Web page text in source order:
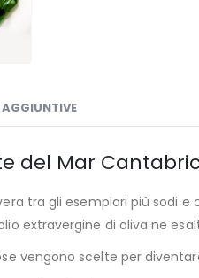
del Mar
tra gli esemplari più sodi
extravergine di oliva ne
vengono scelte per